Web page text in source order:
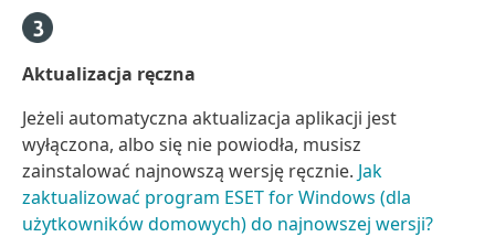
Aktualizacja ręczna
Jeżeli automatyczna aktualizacja aplikacji jest
wyłączona, albo się nie powiodła, musisz
zainstalować najnowszą wersję ręcznie. Jak
zaktualizować program ESET for Windows (dla
użytkowników domowych) do najnowszej wersji?